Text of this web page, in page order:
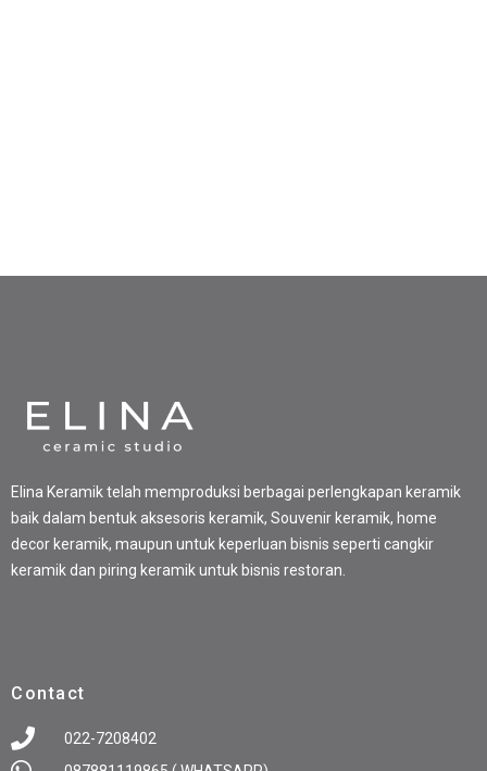
Elina Keramik telah memproduksi berbagai perlengkapan keramik
baik dalam bentuk aksesoris keramik, Souvenir keramik, home
decor keramik, maupun untuk keperluan bisnis seperti cangkir
keramik dan piring keramik untuk bisnis restoran.
Contact
022-7208402